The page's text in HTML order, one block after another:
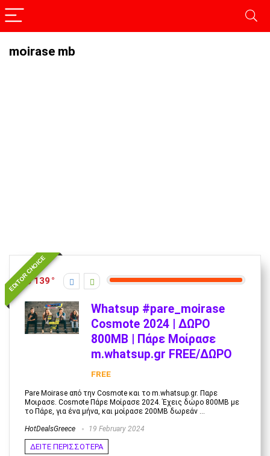
moirase mb
EDITOR CHOICE
139
Whatsup #pare_moirase
Cosmote 2024 | ΔΩΡΟ
800MB | Πάρε Μοίρασε
m.whatsup.gr FREE/ΔΩΡΟ
FREE
Pare Moirase από την Cosmote και το m.whatsup.gr. Παρε
Μοιρασε. Cosmote Πάρε Μοίρασε 2024. Έχεις δώρο 800ΜΒ με
το Πάρε, για ένα μήνα, και μοίρασε 200MB δωρεάν ...
HotDealsGreece 19 February 2024
ΔΕΙΤΕ ΠΕΡΙΣΣΟΤΕΡΑ